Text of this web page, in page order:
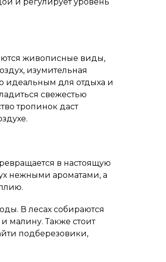
живописные виды,
изумительная
идеальным для отдыха и
свежестью
тропинок даст
в настоящую
нежными ароматами, а
В лесах собираются
малину. Также стоит
подберезовики,